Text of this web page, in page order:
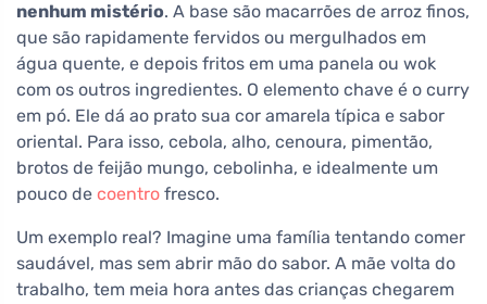
nenhum mistério. A base são macarrões de arroz finos,
que são rapidamente fervidos ou mergulhados em
água quente, e depois fritos em uma panela ou wok
com os outros ingredientes. O elemento chave é o curry
em pó. Ele dá ao prato sua cor amarela típica e sabor
oriental. Para isso, cebola, alho, cenoura, pimentão,
brotos de feijão mungo, cebolinha, e idealmente um
pouco de coentro fresco.
Um exemplo real? Imagine uma família tentando comer
saudável, mas sem abrir mão do sabor. A mãe volta do
trabalho, tem meia hora antes das crianças chegarem